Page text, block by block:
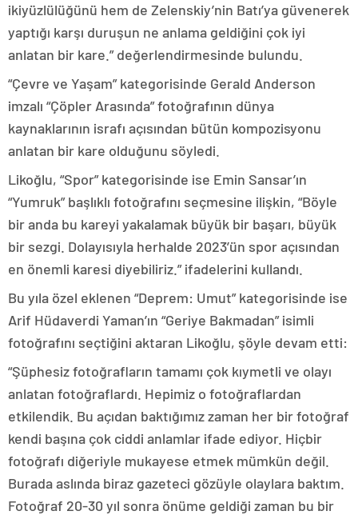
ikiyüzlülüğünü hem de Zelenskiy’nin Batı’ya güvenerek
yaptığı karşı duruşun ne anlama geldiğini çok iyi
anlatan bir kare.” değerlendirmesinde bulundu.
“Çevre ve Yaşam” kategorisinde Gerald Anderson
imzalı “Çöpler Arasında” fotoğrafının dünya
kaynaklarının israfı açısından bütün kompozisyonu
anlatan bir kare olduğunu söyledi.
Likoğlu, “Spor” kategorisinde ise Emin Sansar’ın
“Yumruk” başlıklı fotoğrafını seçmesine ilişkin, “Böyle
bir anda bu kareyi yakalamak büyük bir başarı, büyük
bir sezgi. Dolayısıyla herhalde 2023’ün spor açısından
en önemli karesi diyebiliriz.” ifadelerini kullandı.
Bu yıla özel eklenen “Deprem: Umut” kategorisinde ise
Arif Hüdaverdi Yaman’ın “Geriye Bakmadan” isimli
fotoğrafını seçtiğini aktaran Likoğlu, şöyle devam etti:
“Şüphesiz fotoğrafların tamamı çok kıymetli ve olayı
anlatan fotoğraflardı. Hepimiz o fotoğraflardan
etkilendik. Bu açıdan baktığımız zaman her bir fotoğraf
kendi başına çok ciddi anlamlar ifade ediyor. Hiçbir
fotoğrafı diğeriyle mukayese etmek mümkün değil.
Burada aslında biraz gazeteci gözüyle olaylara baktım.
Fotoğraf 20-30 yıl sonra önüme geldiği zaman bu bir